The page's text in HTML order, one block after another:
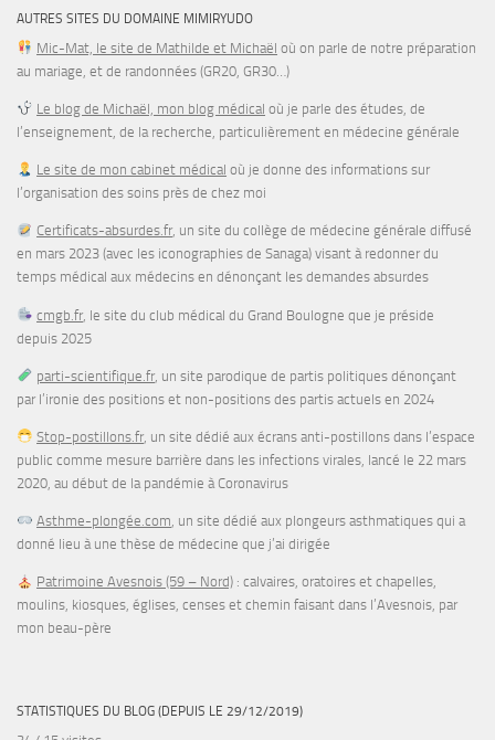
AUTRES SITES DU DOMAINE MIMIRYUDO
Mic-Mat, le site de Mathilde et Michaël où on parle de notre préparation
au mariage, et de randonnées (GR20, GR30…)
Le blog de Michaël, mon blog médical où je parle des études, de
l’enseignement, de la recherche, particulièrement en médecine générale
Le site de mon cabinet médical où je donne des informations sur
l’organisation des soins près de chez moi
Certificats-absurdes.fr, un site du collège de médecine générale diffusé
en mars 2023 (avec les iconographies de Sanaga) visant à redonner du
temps médical aux médecins en dénonçant les demandes absurdes
cmgb.fr , le site du club médical du Grand Boulogne que je préside
depuis 2025
parti-scientifique.fr , un site parodique de partis politiques dénonçant
par l’ironie des positions et non-positions des partis actuels en 2024
Stop-postillons.fr, un site dédié aux écrans anti-postillons dans l’espace
public comme mesure barrière dans les infections virales, lancé le 22 mars
2020, au début de la pandémie à Coronavirus
Asthme-plongée.com, un site dédié aux plongeurs asthmatiques qui a
donné lieu à une thèse de médecine que j’ai dirigée
Patrimoine Avesnois (59 – Nord) : calvaires, oratoires et chapelles,
moulins, kiosques, églises, censes et chemin faisant dans l’Avesnois, par
mon beau-père
STATISTIQUES DU BLOG (DEPUIS LE 29/12/2019)